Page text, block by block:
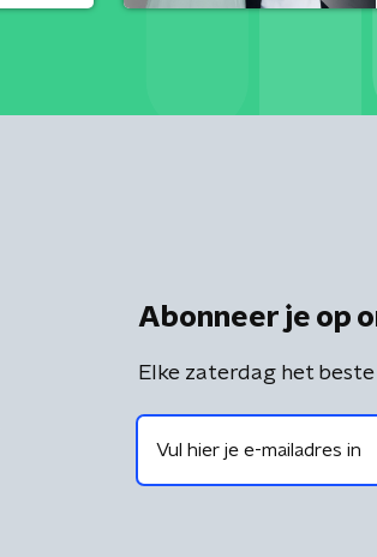
Abonneer je op
Elke zaterdag het beste